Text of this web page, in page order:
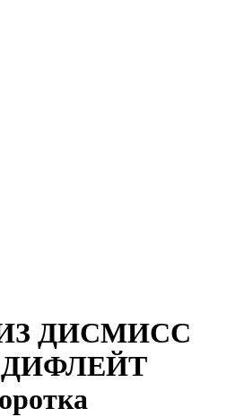
ДИСМИСС